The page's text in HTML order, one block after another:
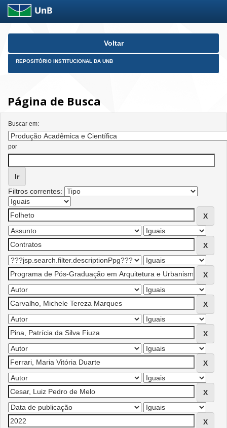
Skip
Voltar
REPOSITÓRIO INSTITUCIONAL DA UNB
Página de Busca
Buscar em:
por
Filtros correntes: